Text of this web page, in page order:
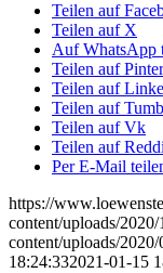
Teilen auf
Teilen auf X
Auf WhatsApp
Teilen auf
Teilen auf
Teilen auf
Teilen auf Vk
Teilen auf
Per E-Mail
https://
content/uploads/
content/uploads/
18:24:332021-01-15